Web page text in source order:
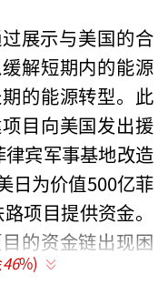
展示与美国的合
解短期内的能源
的能源转型。此
目向美国发出援
宾军事基地改造
日为价值500亿菲
项目提供资金。
的资金链出现困
日本寻求支持。
46%)